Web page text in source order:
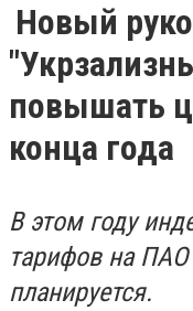
Новый
повышать
конца года
В этом году
тарифов на
планируется.